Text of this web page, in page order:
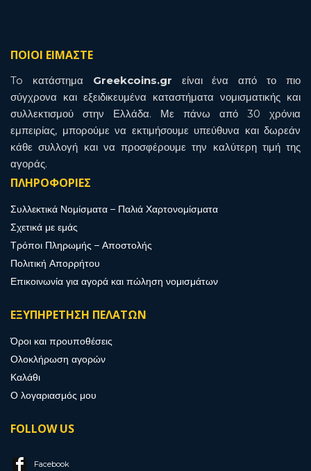
ΠΟΙΟΙ ΕΙΜΑΣΤΕ
To κατάστημα Greekcoins.gr είναι ένα από το πιο
σύγχρονα και εξειδικευμένα καταστήματα νομισματικής και
συλλεκτισμού στην Ελλάδα. Με πάνω από 30 χρόνια
εμπειρίας, μπορούμε να εκτιμήσουμε υπεύθυνα και δωρεάν
κάθε συλλογή και να προσφέρουμε την καλύτερη τιμή της
αγοράς.
ΠΛΗΡΟΦΟΡΙΕΣ
Συλλεκτικά Νομίσματα – Παλιά Χαρτονομίσματα
Σχετικά με εμάς
Τρόποι Πληρωμής – Αποστολής
Πολιτική Απορρήτου
Επικοινωνία για αγορά και πώληση νομισμάτων
ΕΞΥΠΗΡΕΤΗΣΗ ΠΕΛΑΤΩΝ
Όροι και προυποθέσεις
Ολοκλήρωση αγορών
Καλάθι
Ο λογαριασμός μου
FOLLOW US
Facebook